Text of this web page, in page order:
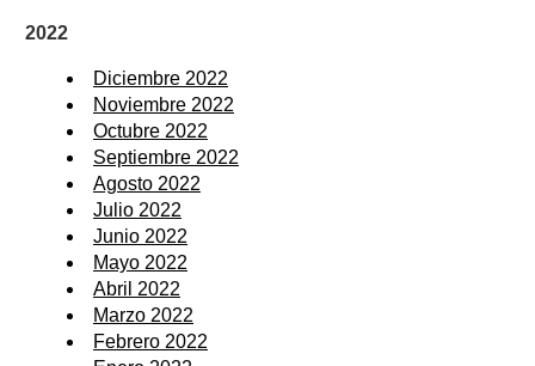
2022
Diciembre 2022
Noviembre 2022
Octubre 2022
Septiembre 2022
Agosto 2022
Julio 2022
Junio 2022
Mayo 2022
Abril 2022
Marzo 2022
Febrero 2022